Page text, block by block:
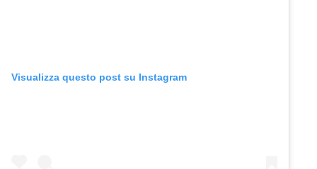
Visualizza questo post su Instagram